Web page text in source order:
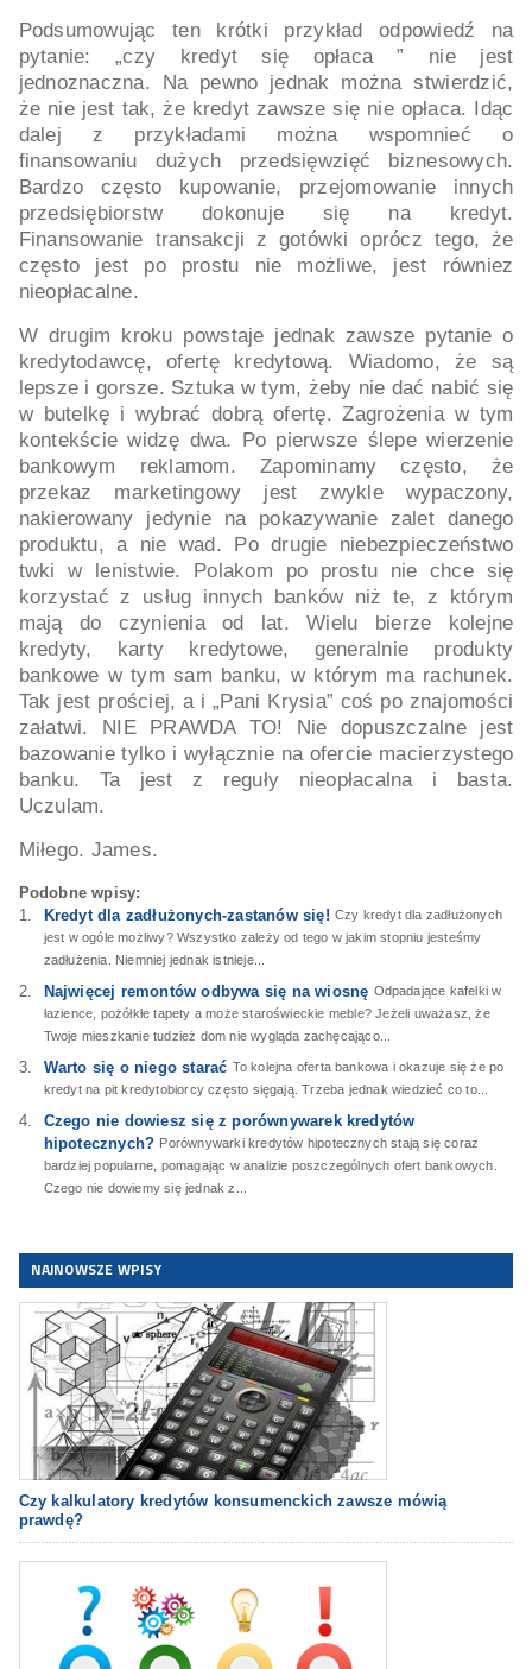
Podsumowując ten krótki przykład odpowiedź na
pytanie: „czy kredyt się opłaca ” nie jest
jednoznaczna. Na pewno jednak można stwierdzić,
że nie jest tak, że kredyt zawsze się nie opłaca. Idąc
dalej z przykładami można wspomnieć o
finansowaniu dużych przedsięwzięć biznesowych.
Bardzo często kupowanie, przejomowanie innych
przedsiębiorstw dokonuje się na kredyt.
Finansowanie transakcji z gotówki oprócz tego, że
często jest po prostu nie możliwe, jest równiez
nieopłacalne.
W drugim kroku powstaje jednak zawsze pytanie o
kredytodawcę, ofertę kredytową. Wiadomo, że są
lepsze i gorsze. Sztuka w tym, żeby nie dać nabić się
w butelkę i wybrać dobrą ofertę. Zagrożenia w tym
kontekście widzę dwa. Po pierwsze ślepe wierzenie
bankowym reklamom. Zapominamy często, że
przekaz marketingowy jest zwykle wypaczony,
nakierowany jedynie na pokazywanie zalet danego
produktu, a nie wad. Po drugie niebezpieczeństwo
twki w lenistwie. Polakom po prostu nie chce się
korzystać z usług innych banków niż te, z którym
mają do czynienia od lat. Wielu bierze kolejne
kredyty, karty kredytowe, generalnie produkty
bankowe w tym sam banku, w którym ma rachunek.
Tak jest prościej, a i „Pani Krysia” coś po znajomości
załatwi. NIE PRAWDA TO! Nie dopuszczalne jest
bazowanie tylko i wyłącznie na ofercie macierzystego
banku. Ta jest z reguły nieopłacalna i basta.
Uczulam.
Miłego. James.
Podobne wpisy:
Kredyt dla zadłużonych-zastanów się! Czy kredyt dla zadłużonych
jest w ogóle możliwy? Wszystko zależy od tego w jakim stopniu jesteśmy
zadłużenia. Niemniej jednak istnieje...
Najwięcej remontów odbywa się na wiosnę Odpadające kafelki w
łazience, pożółkłe tapety a może staroświeckie meble? Jeżeli uważasz, że
Twoje mieszkanie tudzież dom nie wygląda zachęcająco...
Warto się o niego starać To kolejna oferta bankowa i okazuje się że po
kredyt na pit kredytobiorcy często sięgają. Trzeba jednak wiedzieć co to...
Czego nie dowiesz się z porównywarek kredytów
hipotecznych? Porównywarki kredytów hipotecznych stają się coraz
bardziej popularne, pomagając w analizie poszczególnych ofert bankowych.
Czego nie dowiemy się jednak z...
NAJNOWSZE WPISY
Czy kalkulatory kredytów konsumenckich zawsze mówią
prawdę?